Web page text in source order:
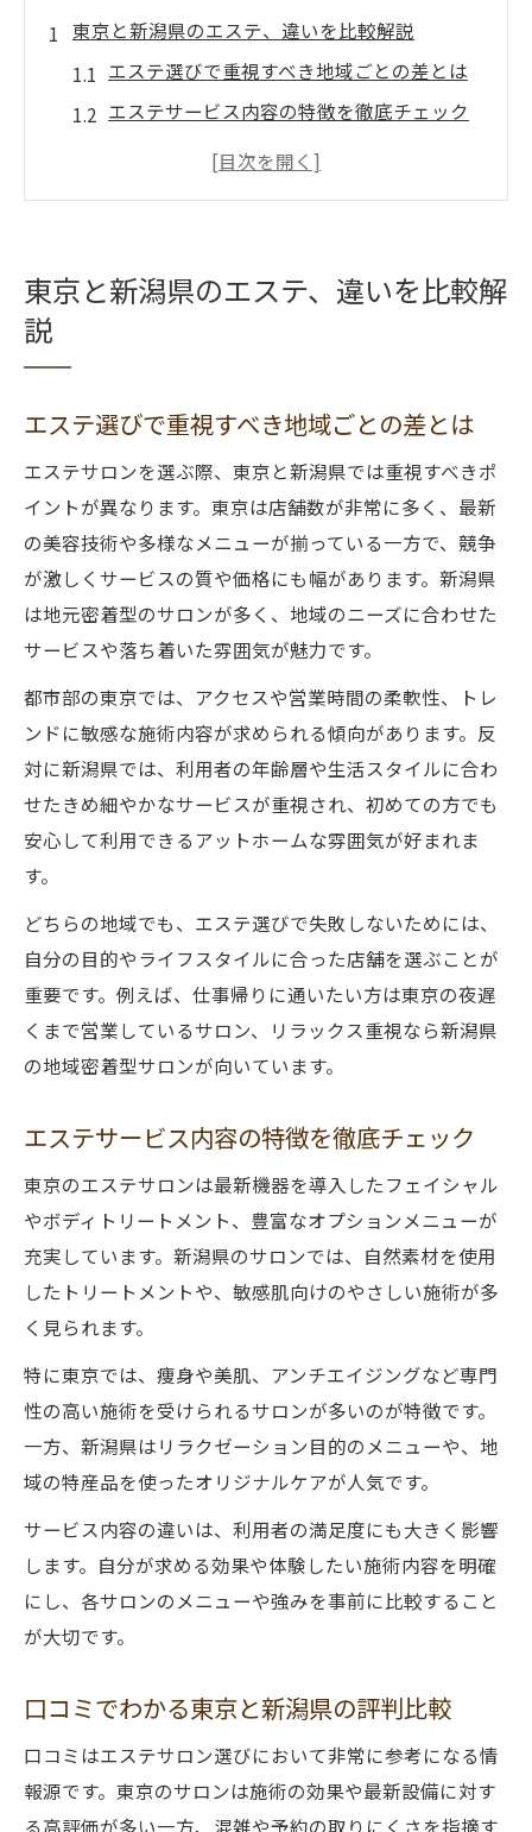
東京と新潟県のエステ、違いを比較解説
エステ選びで重視すべき地域ごとの差とは
エステサービス内容の特徴を徹底チェック
口コミでわかる東京と新潟県の評判比較
較
理想の美肌作りに役立つエステ活用法
地域ごとに異なるエステサービスの魅力
エステ選びで知っておきたい美容トレンド
エステ通いで得られる美の変化とは何か
肌質改善なら東京と新潟県どちらが最適か
エステによる肌質改善の基礎知識を解説
東京のエステと新潟県の肌質対応力の違い
敏感肌でも安心できるエステの選び方
口コミで評判のエステ施術内容を比較
料金も含めたエステ選びの新提案
お得なエステプランの見分け方と注意点
初回限定や体験料金の活用法を解説
エステの料金体系はどこで差が出るのか
長期的に通うなら知っておきたい費用管理
リラックスを求める方へ地方エステの魅力
地方エステならではの癒しサービスを紹介
エステで叶える心身のリフレッシュ体験
都会と地方のリラックスメニューの違い
ストレス解消に役立つエステ活用例
エステ利用で後悔しないための賢い選択
体験談から学ぶ失敗しないサロンの見極め
方
ト
アフターケアまで含めたエステ選びを推奨
東京と新潟県のエステ、違いを比較解
説
エステ選びで重視すべき地域ごとの差とは
エステサロンを選ぶ際、東京と新潟県では重視すべきポ
イントが異なります。東京は店舗数が非常に多く、最新
の美容技術や多様なメニューが揃っている一方で、競争
が激しくサービスの質や価格にも幅があります。新潟県
は地元密着型のサロンが多く、地域のニーズに合わせた
サービスや落ち着いた雰囲気が魅力です。
都市部の東京では、アクセスや営業時間の柔軟性、トレ
ンドに敏感な施術内容が求められる傾向があります。反
対に新潟県では、利用者の年齢層や生活スタイルに合わ
せたきめ細やかなサービスが重視され、初めての方でも
安心して利用できるアットホームな雰囲気が好まれま
す。
どちらの地域でも、エステ選びで失敗しないためには、
自分の目的やライフスタイルに合った店舗を選ぶことが
重要です。例えば、仕事帰りに通いたい方は東京の夜遅
くまで営業しているサロン、リラックス重視なら新潟県
の地域密着型サロンが向いています。
エステサービス内容の特徴を徹底チェック
東京のエステサロンは最新機器を導入したフェイシャル
やボディトリートメント、豊富なオプションメニューが
充実しています。新潟県のサロンでは、自然素材を使用
したトリートメントや、敏感肌向けのやさしい施術が多
く見られます。
特に東京では、痩身や美肌、アンチエイジングなど専門
性の高い施術を受けられるサロンが多いのが特徴です。
一方、新潟県はリラクゼーション目的のメニューや、地
域の特産品を使ったオリジナルケアが人気です。
サービス内容の違いは、利用者の満足度にも大きく影響
します。自分が求める効果や体験したい施術内容を明確
にし、各サロンのメニューや強みを事前に比較すること
が大切です。
口コミでわかる東京と新潟県の評判比較
口コミはエステサロン選びにおいて非常に参考になる情
報源です。東京のサロンは施術の効果や最新設備に対す
る高評価が多い一方、混雑や予約の取りにくさを指摘す